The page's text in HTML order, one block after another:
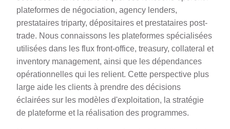
plateformes de négociation, agency lenders,
prestataires triparty, dépositaires et prestataires post-
trade. Nous connaissons les plateformes spécialisées
utilisées dans les flux front-office, treasury, collateral et
inventory management, ainsi que les dépendances
opérationnelles qui les relient. Cette perspective plus
large aide les clients à prendre des décisions
éclairées sur les modèles d'exploitation, la stratégie
de plateforme et la réalisation des programmes.